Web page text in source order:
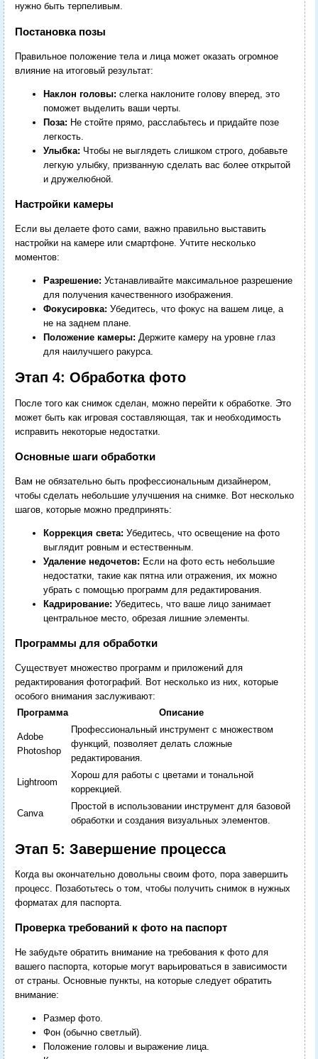
нужно быть терпеливым.
Постановка позы
Правильное положение тела и лица может оказать огромное
влияние на итоговый результат:
Наклон головы: слегка наклоните голову вперед, это
поможет выделить ваши черты.
Поза: Не стойте прямо, расслабьтесь и придайте позе
легкость.
Улыбка: Чтобы не выглядеть слишком строго, добавьте
легкую улыбку, призванную сделать вас более открытой
и дружелюбной.
Настройки камеры
Если вы делаете фото сами, важно правильно выставить
настройки на камере или смартфоне. Учтите несколько
моментов:
Разрешение: Устанавливайте максимальное разрешение
для получения качественного изображения.
Фокусировка: Убедитесь, что фокус на вашем лице, а
не на заднем плане.
Положение камеры: Держите камеру на уровне глаз
для наилучшего ракурса.
Этап 4: Обработка фото
После того как снимок сделан, можно перейти к обработке. Это
может быть как игровая составляющая, так и необходимость
исправить некоторые недостатки.
Основные шаги обработки
Вам не обязательно быть профессиональным дизайнером,
чтобы сделать небольшие улучшения на снимке. Вот несколько
шагов, которые можно предпринять:
Коррекция света: Убедитесь, что освещение на фото
выглядит ровным и естественным.
Удаление недочетов: Если на фото есть небольшие
недостатки, такие как пятна или отражения, их можно
убрать с помощью программ для редактирования.
Кадрирование: Убедитесь, что ваше лицо занимает
центральное место, обрезая лишние элементы.
Программы для обработки
Существует множество программ и приложений для
редактирования фотографий. Вот несколько из них, которые
особого внимания заслуживают:
Программа
Описание
Adobe
Photoshop
Профессиональный инструмент с множеством
функций, позволяет делать сложные
редактирования.
Lightroom
Хорош для работы с цветами и тональной
коррекцией.
Canva
Простой в использовании инструмент для базовой
обработки и создания визуальных элементов.
Этап 5: Завершение процесса
Когда вы окончательно довольны своим фото, пора завершить
процесс. Позаботьтесь о том, чтобы получить снимок в нужных
форматах для паспорта.
Проверка требований к фото на паспорт
Не забудьте обратить внимание на требования к фото для
вашего паспорта, которые могут варьироваться в зависимости
от страны. Основные пункты, на которые следует обратить
внимание:
Размер фото.
Фон (обычно светлый).
Положение головы и выражение лица.